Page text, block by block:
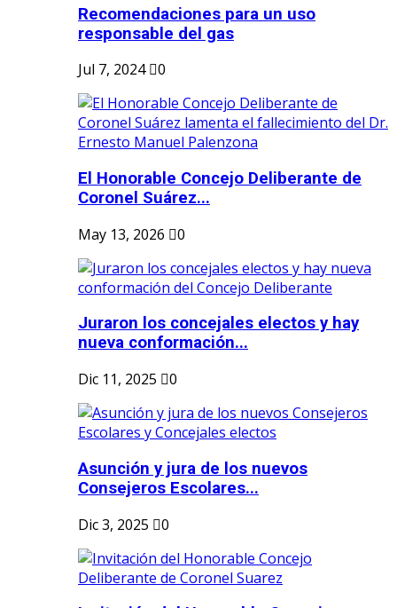
Recomendaciones para un uso
responsable del gas
Jul 7, 2024
0
El Honorable Concejo Deliberante de
Coronel Suárez...
May 13, 2026
0
Juraron los concejales electos y hay
nueva conformación...
Dic 11, 2025
0
Asunción y jura de los nuevos
Consejeros Escolares...
Dic 3, 2025
0